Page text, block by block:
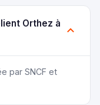
Orthez à
par SNCF et